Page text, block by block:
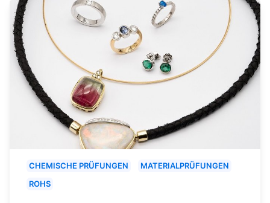
CHEMISCHE PRÜFUNGEN
MATERIALPRÜFUNGEN
ROHS